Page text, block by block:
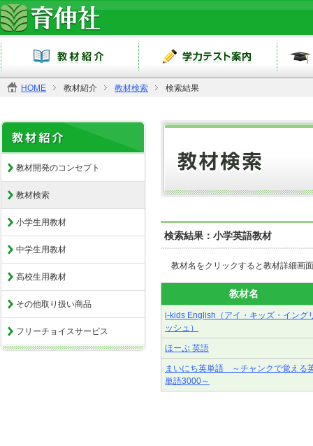
HOME 教材紹介 教材検索 検索結果
教材開発のコンセプト
教材検索
小学生用教材
中学生用教材
高校生用教材
その他取り扱い商品
フリーチョイスサービス
検索結果：小学英語教材
教材名をクリックすると教材詳細画
教材名
i-kids English（アイ・キッズ・イング
ッシュ）
ほーぷ 英語
まいにち英単語 ～チャンクで覚える
単語3000～